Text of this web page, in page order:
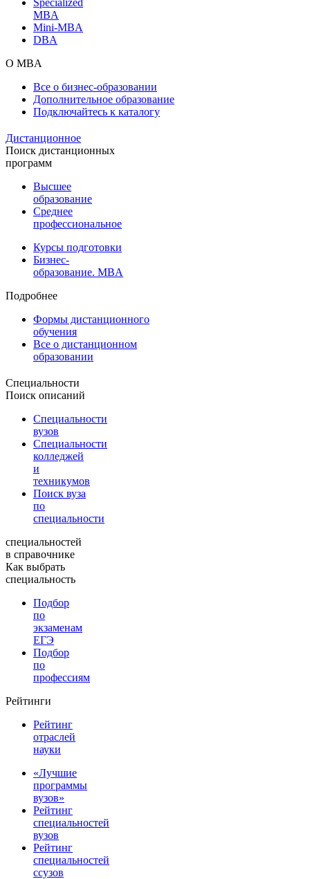
MBA
Mini-MBA
DBA
О MBA
Все о бизнес-образовании
Дополнительное образование
Подключайтесь к каталогу
Дистанционное
Поиск дистанционных
программ
Высшее
образование
Среднее
профессиональное
Курсы подготовки
Бизнес-
образование. MBA
Подробнее
Формы дистанционного
обучения
Все о дистанционном
образовании
Специальности
Поиск описаний
Специальности
вузов
Специальности
колледжей
и
техникумов
Поиск вуза
по
специальности
специальностей
в справочнике
Как выбрать
специальность
Подбор
по
экзаменам
ЕГЭ
Подбор
по
профессиям
Рейтинги
Рейтинг
отраслей
науки
«Лучшие
программы
вузов»
Рейтинг
специальностей
вузов
Рейтинг
специальностей
ссузов